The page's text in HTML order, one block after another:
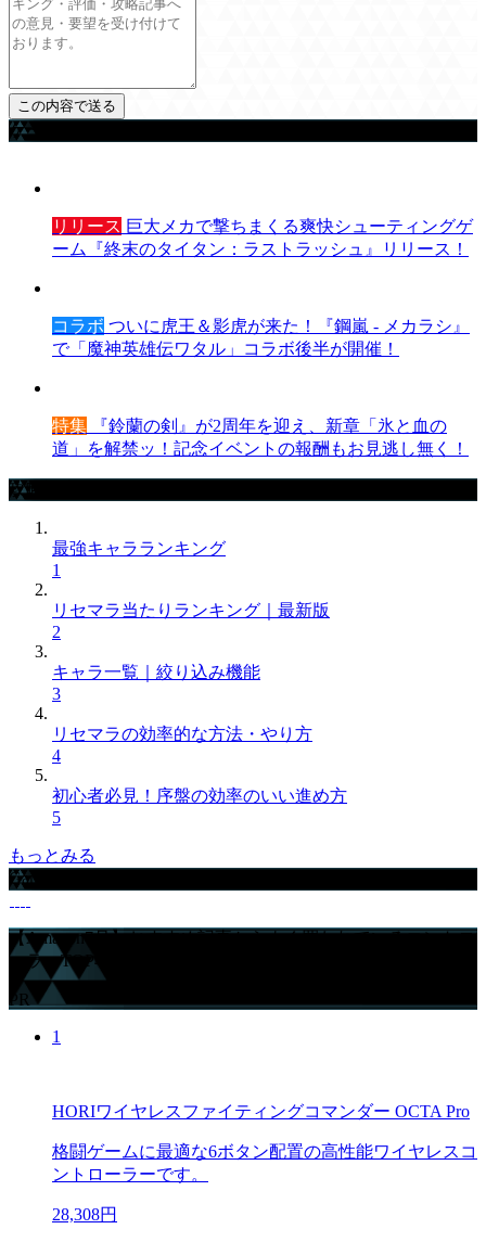
ゲームを探す
リリース 巨大メカで撃ちまくる爽快シューティングゲ
ーム『終末のタイタン：ラストラッシュ』リリース！
コラボ ついに虎王＆影虎が来た！『鋼嵐 - メカラシ』
で「魔神英雄伝ワタル」コラボ後半が開催！
特集 『鈴蘭の剣』が2周年を迎え、新章「氷と血の
道」を解禁ッ！記念イベントの報酬もお見逃し無く！
攻略記事ランキング
最強キャラランキング
1
リセマラ当たりランキング｜最新版
2
キャラ一覧｜絞り込み機能
3
リセマラの効率的な方法・やり方
4
初心者必見！序盤の効率のいい進め方
5
もっとみる
GameWithからのお知らせ
【Amazon7月】おすすめ記事からよく買われているコントロ
ーラーTOP4
PR
1
HORIワイヤレスファイティングコマンダー OCTA Pro
格闘ゲームに最適な6ボタン配置の高性能ワイヤレスコ
ントローラーです。
28,308円